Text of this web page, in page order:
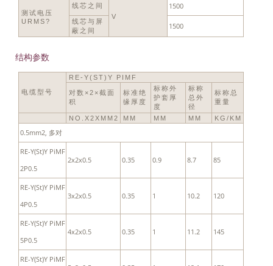
测试电压
URMS?
线芯之间
V
1500
线芯与屏
蔽之间
1500
结构参数
电缆型号
RE-Y(ST)Y PIMF
对数×2×截面
积
标准绝
缘厚度
标称外
护套厚
度
标称
总外
径
标称总
重量
NO.X2XMM2 MM MM MM KG/KM
0.5mm2, 多对
RE-Y(St)Y PiMF
2P0.5
2x2x0.5 0.35 0.9 8.7 85
RE-Y(St)Y PiMF
4P0.5
3x2x0.5 0.35 1 10.2 120
RE-Y(St)Y PiMF
5P0.5
4x2x0.5 0.35 1 11.2 145
RE-Y(St)Y PiMF